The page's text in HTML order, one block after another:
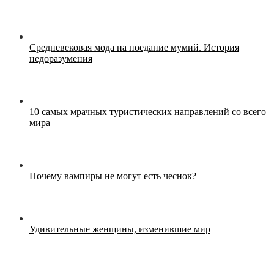
Средневековая мода на поедание мумий. История
недоразумения
10 самых мрачных туристических направлений со всего
мира
Почему вампиры не могут есть чеснок?
Удивительные женщины, изменившие мир